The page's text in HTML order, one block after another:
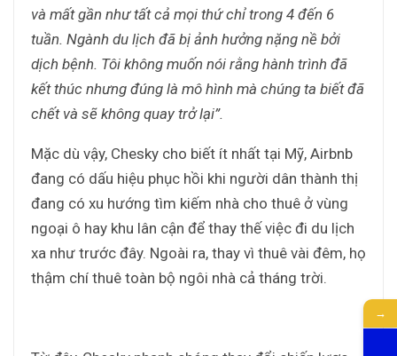
và mất gần như tất cả mọi thứ chỉ trong 4 đến 6
tuần. Ngành du lịch đã bị ảnh hưởng nặng nề bởi
dịch bệnh. Tôi không muốn nói rằng hành trình đã
kết thúc nhưng đúng là mô hình mà chúng ta biết đã
chết và sẽ không quay trở lại”.
Mặc dù vậy, Chesky cho biết ít nhất tại Mỹ, Airbnb
đang có dấu hiệu phục hồi khi người dân thành thị
đang có xu hướng tìm kiếm nhà cho thuê ở vùng
ngoại ô hay khu lân cận để thay thế việc đi du lịch
xa như trước đây. Ngoài ra, thay vì thuê vài đêm, họ
thậm chí thuê toàn bộ ngôi nhà cả tháng trời.
→